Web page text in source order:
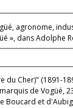
agronome,
», dans Adolphe
Cher)" (1891-
de Vogüé,
et